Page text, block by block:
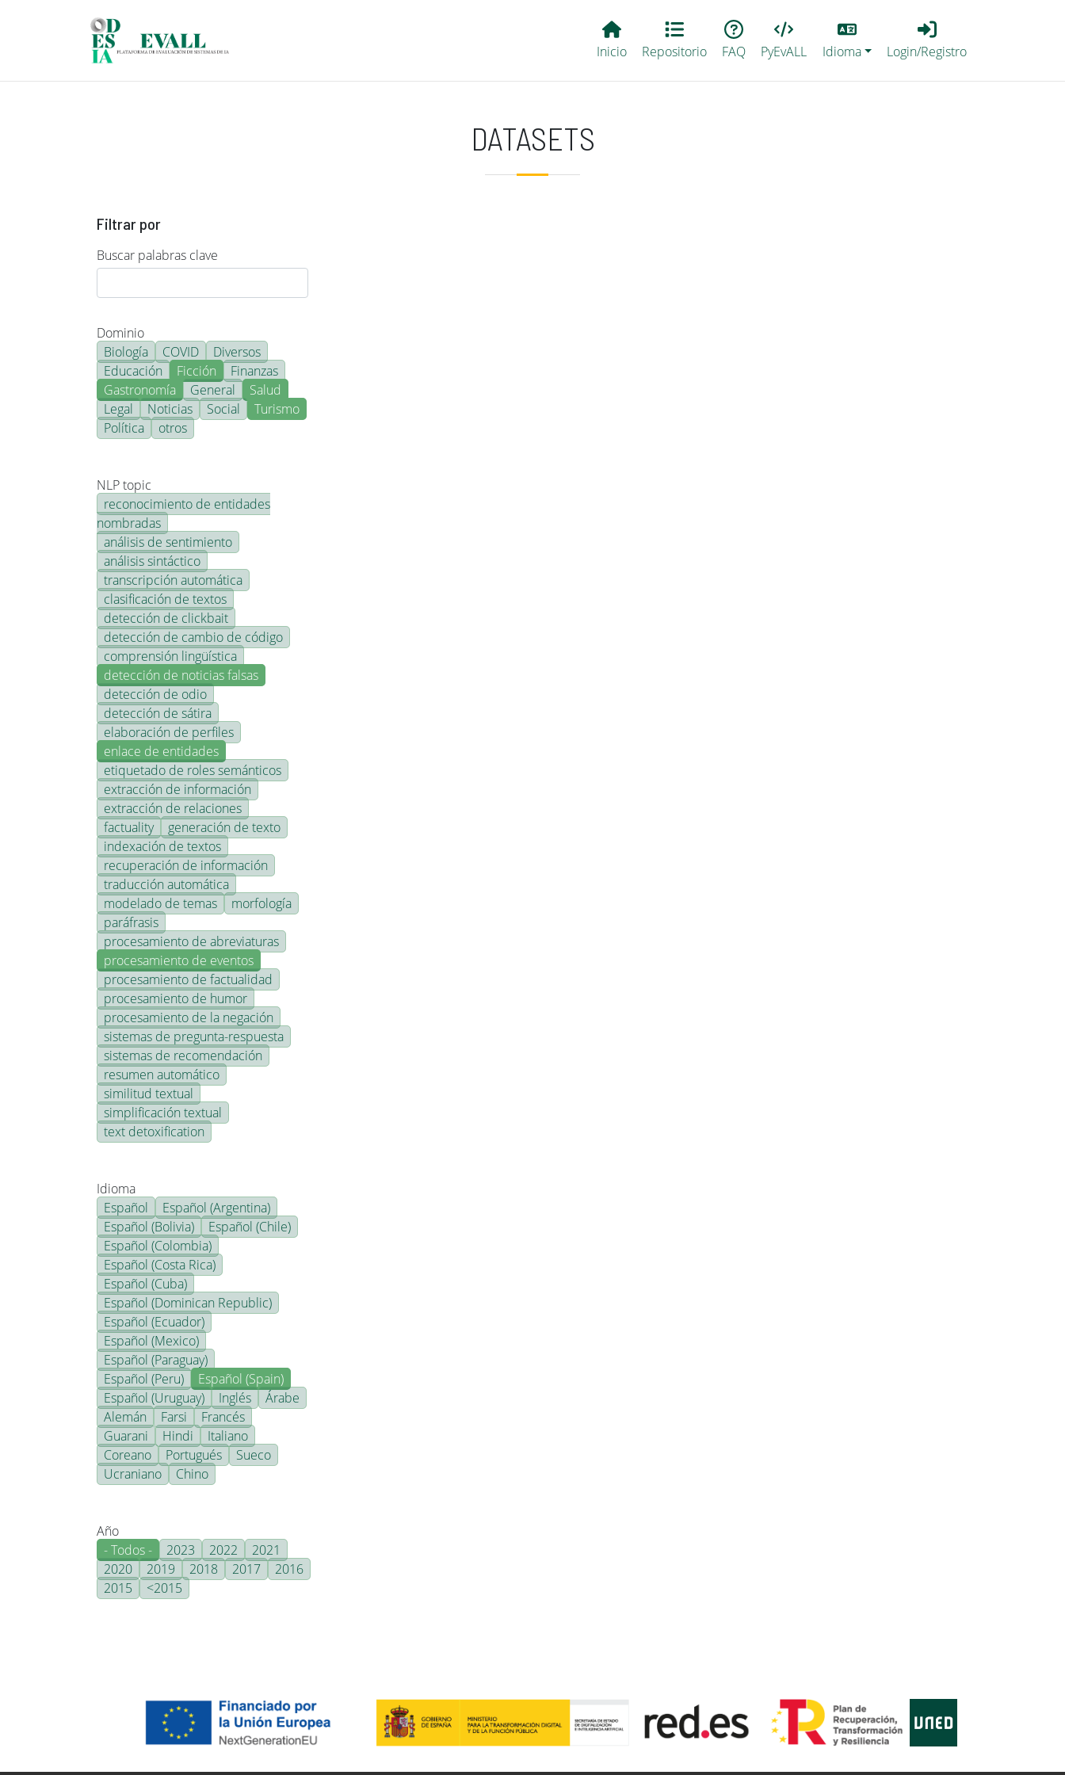
Main EvALL
Inicio Repositorio FAQ PyEvALL
Lang
Idioma
Login_Registro
Login/Registro
DATASETS
Filtrar por
Buscar palabras clave
Dominio
Biología
COVID
Diversos
Educación
Ficción
Finanzas
Gastronomía
General
Salud
Legal
Noticias Social
Turismo
Política
otros
NLP topic
reconocimiento de entidades
nombradas
análisis de sentimiento
análisis sintáctico
transcripción automática
clasificación de textos
detección de clickbait
detección de cambio de código
comprensión lingüística
detección de noticias falsas
detección de odio
detección de sátira
elaboración de perfiles
enlace de entidades
etiquetado de roles semánticos
extracción de información
extracción de relaciones
factuality
generación de texto
indexación de textos
recuperación de información
traducción automática
modelado de temas
morfología
paráfrasis
procesamiento de abreviaturas
procesamiento de eventos
procesamiento de factualidad
procesamiento de humor
procesamiento de la negación
sistemas de pregunta-respuesta
sistemas de recomendación
resumen automático
similitud textual
simplificación textual
text detoxification
Idioma
Español
Español (Argentina)
Español (Bolivia)
Español (Chile)
Español (Colombia)
Español (Costa Rica)
Español (Cuba)
Español (Dominican Republic)
Español (Ecuador)
Español (Mexico)
Español (Paraguay)
Español (Peru)
Español (Spain)
Español (Uruguay)
Inglés
Árabe
Alemán
Farsi
Francés
Guarani
Hindi
Italiano
Coreano
Portugués
Sueco
Ucraniano
Chino
Año
- Todos -
2023 2022
2021
2020
2019 2018 2017
2016
2015
<2015